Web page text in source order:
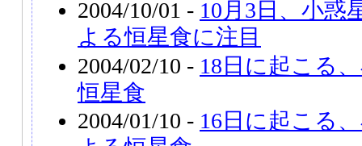
2004/10/01 - 10月3日、小惑
よる恒星食に注目
2004/02/10 - 18日に起こる
恒星食
2004/01/10 - 16日に起こる